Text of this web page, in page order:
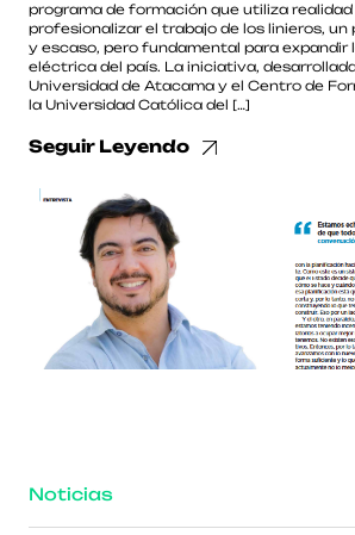
programa de formación que utiliza
profesionalizar el trabajo de los linieros,
y escaso, pero fundamental para
eléctrica del país. La iniciativa,
Universidad de Atacama y el Centro de
la Universidad Católica del […]
Seguir Leyendo
Noticias